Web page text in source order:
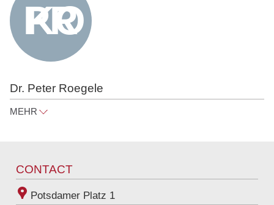
Dr. Peter Roegele
MEHR
Tel +49 30 818 550 367
CONTACT
Potsdamer Platz 1